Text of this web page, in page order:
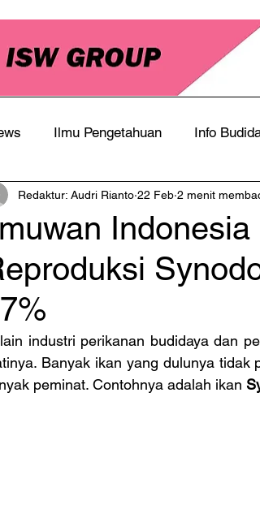
Ilmu Pengetahuan Info
Redaktur: Audri Rianto 22 Feb 2 menit
industri perikanan budidaya dan
Banyak ikan yang dulunya tidak
peminat. Contohnya adalah ikan